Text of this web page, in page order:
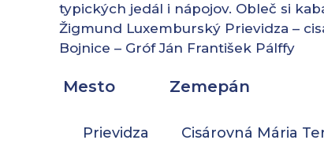
typických jedál i nápojov. Obleč si
Žigmund Luxemburský Prievidza –
Bojnice – Gróf Ján František Pálffy
Mesto Zemepán
Prievidza Cisárovná Mária